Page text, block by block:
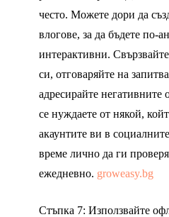
често. Можете дори да
влогове, за да бъдете по-
интерактивни.
си, отговаряйте на
адресирайте
се нуждаете от някой,
акаунтите ви в
време лично да ги
ежедневно. groweasy.bg
Стъпка 7: Използвайте